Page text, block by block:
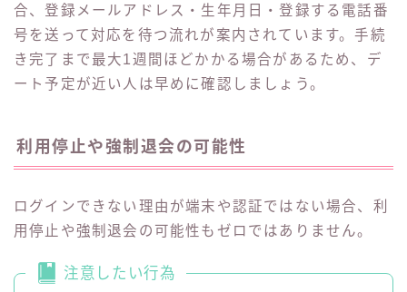
合、登録メールアドレス・生年月日・登録する電話番
号を送って対応を待つ流れが案内されています。手続
き完了まで最大1週間ほどかかる場合があるため、デ
ート予定が近い人は早めに確認しましょう。
利用停止や強制退会の可能性
ログインできない理由が端末や認証ではない場合、利
用停止や強制退会の可能性もゼロではありません。
注意したい行為